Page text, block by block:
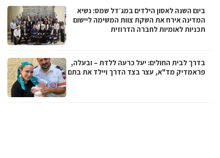
ביום השנה לאסון הילדים במג׳דל שמס: נשיא
המדינה אירח את השקת צוות המשימה ליישום
תכניות לאומיות לחברה הדרוזית
בדרך לבית החולים: יעל כרעה ללדת – ובעלה,
פראמדיק מד"א, עצר בצד הדרך ויילד את בתם